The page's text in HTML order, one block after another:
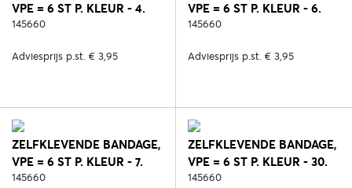
VPE = 6 ST P. KLEUR - 4.
GEEL
145660
Adviesprijs p.st. € 3,95
VPE = 6 ST P. KLEUR - 6.
BLAUW
145660
Adviesprijs p.st. € 3,95
ZELFKLEVENDE BANDAGE,
VPE = 6 ST P. KLEUR - 7.
GROEN
145660
ZELFKLEVENDE BANDAGE,
VPE = 6 ST P. KLEUR - 30.
ROOD
145660